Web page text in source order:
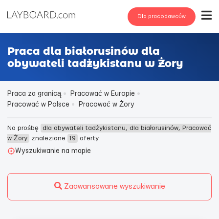
Dla pracodawców
Praca dla białorusinów dla
obywateli tadżykistanu w Żory
Praca za granicą
Pracować w Europie
Pracować w Polsce
Pracować w Żory
Na prośbę dla obywateli tadżykistanu, dla białorusinów, Pracować
w Żory
znalezione 19
oferty
Wyszukiwanie na mapie
Zaawansowane wyszukiwanie